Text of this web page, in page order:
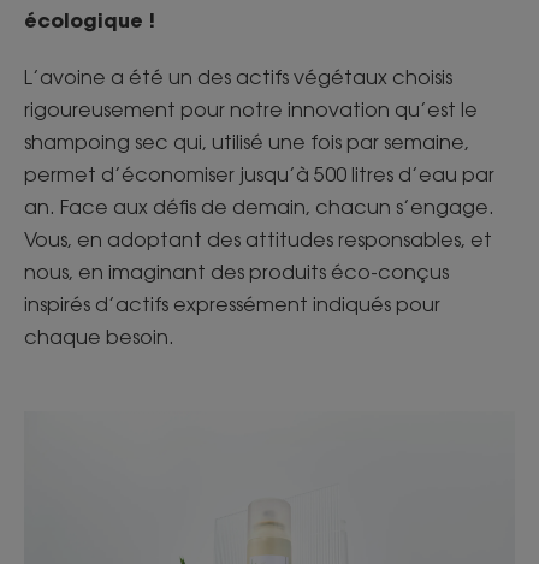
écologique !
L’avoine a été un des actifs végétaux choisis
rigoureusement pour notre innovation qu’est le
shampoing sec qui, utilisé une fois par semaine,
permet d’économiser jusqu’à 500 litres d’eau par
an. Face aux défis de demain, chacun s’engage.
Vous, en adoptant des attitudes responsables, et
nous, en imaginant des produits éco-conçus
inspirés d’actifs expressément indiqués pour
chaque besoin.